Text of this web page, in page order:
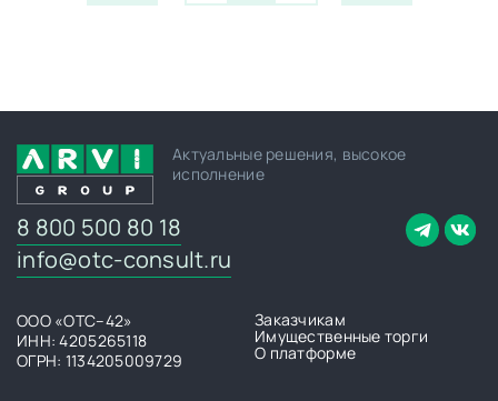
Актуальные решения, высокое
исполнение
8 800 500 80 18
info@otc-consult.ru
ООО «ОТС–42»
ИНН: 4205265118
ОГРН: 1134205009729
Заказчикам
Имущественные торги
О платформе